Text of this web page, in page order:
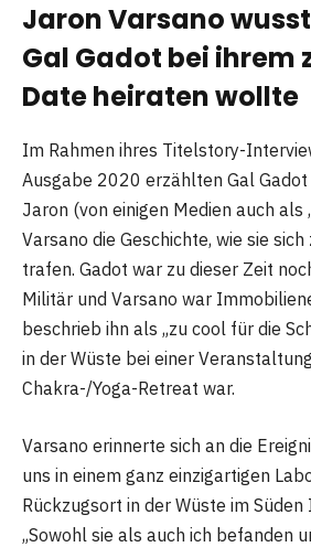
Jaron Varsano
Gal Gadot bei ihrem
Date heiraten wollte
Im Rahmen ihres Titelstory-
Ausgabe 2020 erzählten Gal Gadot
Jaron (von einigen Medien auch als
Varsano die Geschichte, wie sie
trafen. Gadot war zu dieser Zeit
Militär und Varsano war
beschrieb ihn als „zu cool für die
in der Wüste bei einer
Chakra-/Yoga-Retreat war.
Varsano erinnerte sich an die
uns in einem ganz einzigartigen
Rückzugsort in der Wüste im Süden
„Sowohl sie als auch ich befanden